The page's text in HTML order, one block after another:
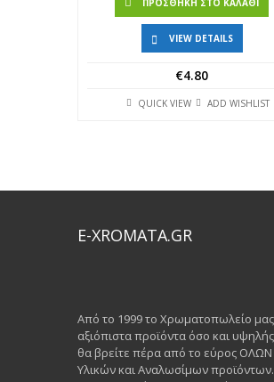
ΠΡΟΣΘΉΚΗ ΣΤΟ ΚΑΛΆΘΙ
VIEW DETAILS
€4.80
QUICK VIEW ADD WISHLIST
E-XROMATA.GR
Από το 1999 το Χρωματοπωλείο
αξιόπιστα προϊόντα όσο και
θα βρείτε πέρα από το εύρος
Υλικών και Αναλωσίμων